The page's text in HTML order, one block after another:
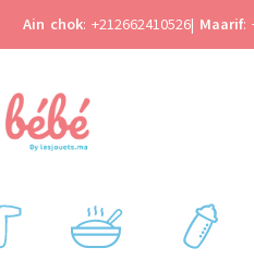
Ain chok: +212662410526| Maarif: